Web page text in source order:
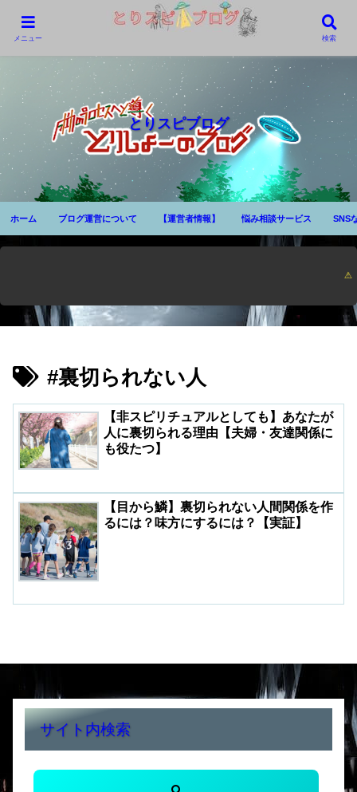
とりスピブログ
ホーム ブログ運営について 【運営者情報】 悩み相談サービス SNS
⚠
#裏切られない人
【非スピリチュアルとしても】あなたが
人に裏切られる理由【夫婦・友達関係に
も役たつ】
【目から鱗】裏切られない人間関係を作
るには？味方にするには？【実証】
サイト内検索
メニュー 検索